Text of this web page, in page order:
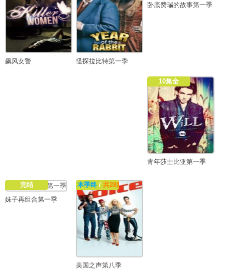
飙风女警 怪探拉比特第一季
卧底费瑞的故事第一季
10集全
青年莎士比亚第一季
完结
妹子再组合第一季
本季终 /共28集
美国之声第八季